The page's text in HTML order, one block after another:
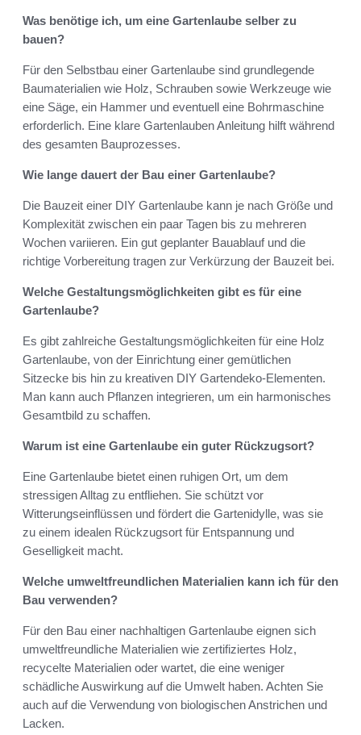
Was benötige ich, um eine Gartenlaube selber zu
bauen?
Für den Selbstbau einer Gartenlaube sind grundlegende
Baumaterialien wie Holz, Schrauben sowie Werkzeuge wie
eine Säge, ein Hammer und eventuell eine Bohrmaschine
erforderlich. Eine klare Gartenlauben Anleitung hilft während
des gesamten Bauprozesses.
Wie lange dauert der Bau einer Gartenlaube?
Die Bauzeit einer DIY Gartenlaube kann je nach Größe und
Komplexität zwischen ein paar Tagen bis zu mehreren
Wochen variieren. Ein gut geplanter Bauablauf und die
richtige Vorbereitung tragen zur Verkürzung der Bauzeit bei.
Welche Gestaltungsmöglichkeiten gibt es für eine
Gartenlaube?
Es gibt zahlreiche Gestaltungsmöglichkeiten für eine Holz
Gartenlaube, von der Einrichtung einer gemütlichen
Sitzecke bis hin zu kreativen DIY Gartendeko-Elementen.
Man kann auch Pflanzen integrieren, um ein harmonisches
Gesamtbild zu schaffen.
Warum ist eine Gartenlaube ein guter Rückzugsort?
Eine Gartenlaube bietet einen ruhigen Ort, um dem
stressigen Alltag zu entfliehen. Sie schützt vor
Witterungseinflüssen und fördert die Gartenidylle, was sie
zu einem idealen Rückzugsort für Entspannung und
Geselligkeit macht.
Welche umweltfreundlichen Materialien kann ich für den
Bau verwenden?
Für den Bau einer nachhaltigen Gartenlaube eignen sich
umweltfreundliche Materialien wie zertifiziertes Holz,
recycelte Materialien oder wartet, die eine weniger
schädliche Auswirkung auf die Umwelt haben. Achten Sie
auch auf die Verwendung von biologischen Anstrichen und
Lacken.